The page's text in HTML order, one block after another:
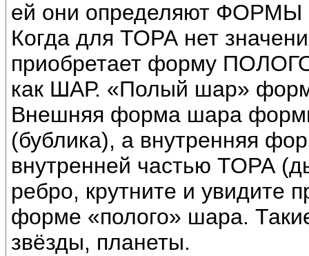
ей они определяют ФОРМЫ
Когда для ТОРА нет
приобретает форму
как ШАР. «Полый шар»
Внешняя форма шара
(бублика), а внутренняя
внутренней частью ТОРА
ребро, крутните и увидите
форме «полого» шара.
звёзды, планеты.